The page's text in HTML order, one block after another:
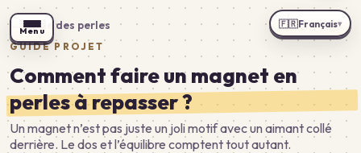
←Guide des perles
GUIDE PROJET
Comment faire un magnet en
perles à repasser ?
Un magnet n’est pas juste un joli motif avec un aimant collé
derrière. Le dos et l’équilibre comptent tout autant.
Menu
🇫🇷Français▾